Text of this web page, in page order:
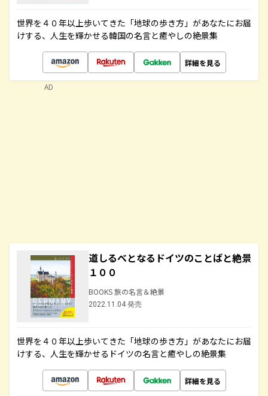
世界を４０年以上歩いてきた「地球の歩き方」があなたにお届
けする、人生を輝かせる韓国の名言と癒やしの絶景集
詳細を見る
道しるべとなるドイツのことばと絶景
１００
BOOKS 旅の名言＆絶景
2022.11.04 発売
世界を４０年以上歩いてきた「地球の歩き方」があなたにお届
けする、人生を輝かせるドイツの名言と癒やしの絶景集
詳細を見る
AD